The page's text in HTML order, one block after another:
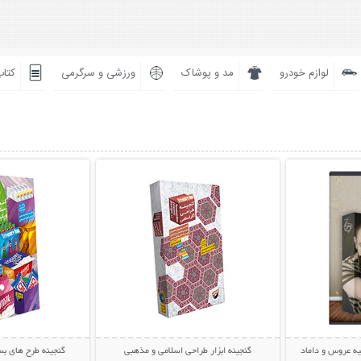
لوازم خودرو مد و پوشاک ورزشی و سرگرمی
عروس و داماد گنجینه ابزار طراحی اسلامی و مذهبی گنجینه طرح های